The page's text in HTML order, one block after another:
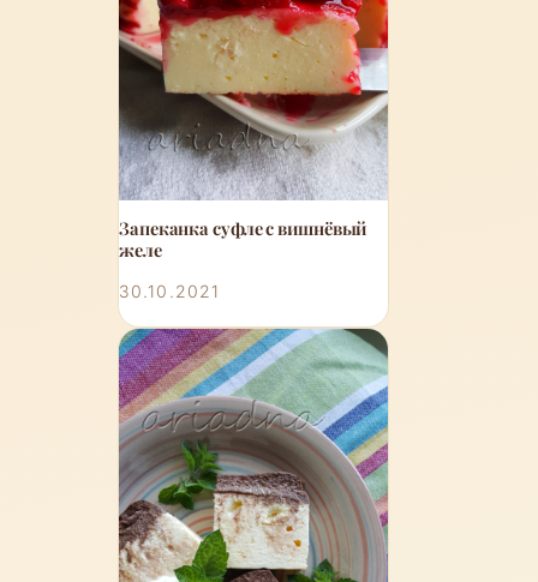
Запеканка суфле с вишнёвый
желе
30.10.2021